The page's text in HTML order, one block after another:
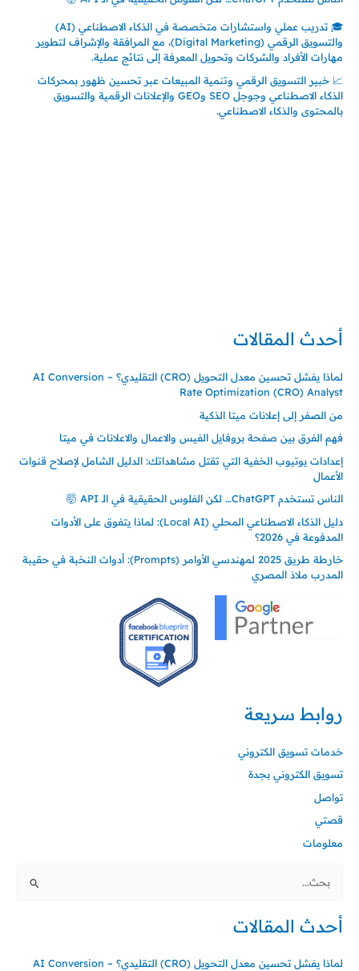
🎓 تدريب عملي واستشارات متخصصة في الذكاء الاصطناعي (AI)
والتسويق الرقمي (Digital Marketing)، مع المرافقة والإشراف لتطوير
مهارات الأفراد والشركات وتحويل المعرفة إلى نتائج عملية.
📈 خبير التسويق الرقمي وتنمية المبيعات عبر تحسين ظهور بمحركات
الذكاء الاصطناعي وجوجل SEO وGEO والإعلانات الرقمية والتسويق
بالمحتوى والذكاء الاصطناعي.
أحدث المقالات
لماذا يفشل تحسين معدل التحويل (CRO) التقليدي؟ – AI Conversion
Rate Optimization (CRO) Analyst
من الصفر إلى إعلانات ميتا الذكية
فهم الفرق بين صفحة بروفايل الفيس والاعمال والاعلانات في ميتا
إعدادات يوتيوب الخفية التي تقتل مشاهداتك: الدليل الشامل لإصلاح قنوات
الأعمال
الناس تستخدم ChatGPT… لكن الفلوس الحقيقية في الـ API 🤯
دليل الذكاء الاصطناعي المحلي (Local AI): لماذا يتفوق على الأدوات
المدفوعة في 2026؟
خارطة طريق 2025 لمهندسي الأوامر (Prompts): أدوات النخبة في حقيبة
المدرب ملاذ المصري
روابط سريعة
خدمات تسويق الكتروني
تسويق الكتروني بجدة
تواصل
قصتي
معلومات
البحث
أحدث المقالات
لماذا يفشل تحسين معدل التحويل (CRO) التقليدي؟ – AI Conversion